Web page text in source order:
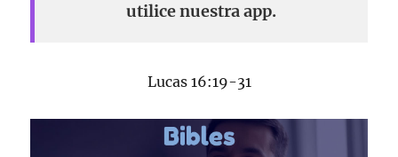
utilice nuestra app.
Lucas 16:19-31